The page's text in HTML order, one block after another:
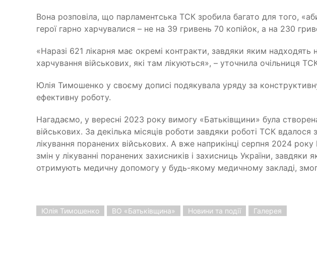
Вона розповіла, що парламентська ТСК зробила багато для того,
герої гарно харчувалися – не на 39 гривень 70 копійок, а на 230
«Наразі 621 лікарня має окремі контракти, завдяки яким надходять
харчування військових, які там лікуються», – уточнила очільниця
Юлія Тимошенко у своєму дописі подякувала уряду за
ефективну роботу.
Нагадаємо, у вересні 2023 року вимогу «Батьківщини» була
військових. За декілька місяців роботи завдяки роботі ТСК вдалося
лікування поранених військових. А вже наприкінці серпня 2024 року
змін у лікуванні поранених захисників і захисниць України, завдяки
отримують медичну допомогу у будь-якому медичному закладі,
Юлія Тимошенко ВО «Батьківщина» Новини та події Галерея